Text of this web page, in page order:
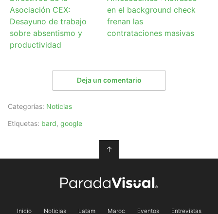
Asociación CEX:
Desayuno de trabajo
sobre absentismo y
productividad
en el background check
frenan las
contrataciones masivas
Deja un comentario
Categorías: Noticias
Etiquetas: bard, google
↑
Inicio Noticias Latam Maroc Eventos Entrevistas